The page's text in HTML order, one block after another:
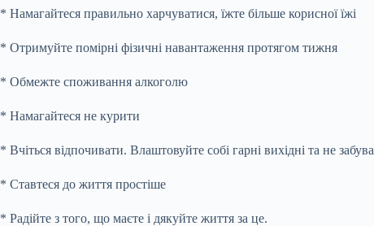
* Намагайтеся правильно харчуватися, їжте більше корисної їжі
* Отримуйте помірні фізичні навантаження протягом тижня
* Обмежте споживання алкоголю
* Намагайтеся не курити
* Вчіться відпочивати. Влаштовуйте собі гарні вихідні та не
* Ставтеся до життя простіше
* Радійте з того, що маєте і дякуйте життя за це.